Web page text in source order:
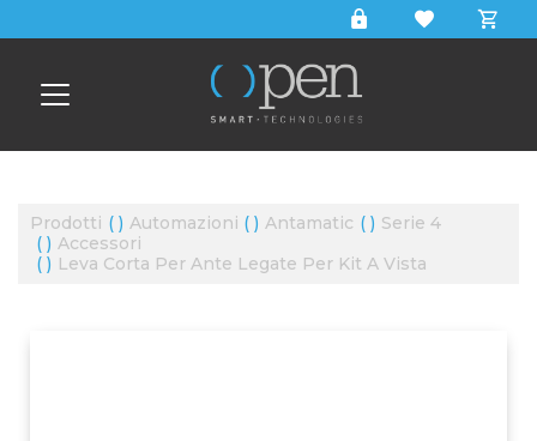
CERCA
Prodotti Automazioni Antamatic
Serie 4
Accessori
Leva Corta Per Ante Legate Per Kit A Vista